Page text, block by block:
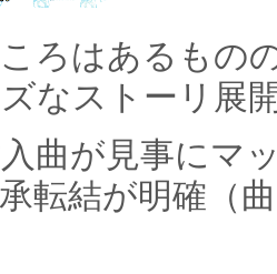
ろはあるもの
なストーリ展
曲が見事にマ
転結が明確（